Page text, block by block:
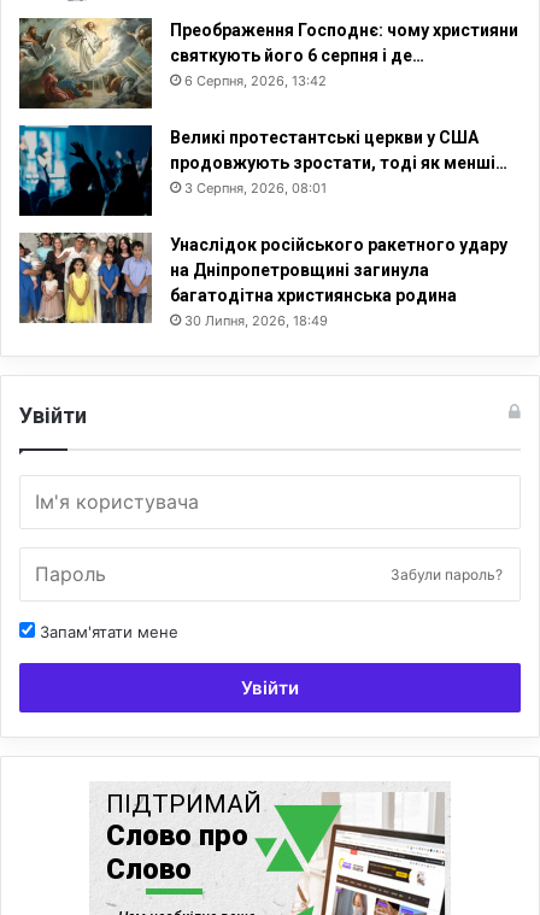
Преображення Господнє: чому християни
святкують його 6 серпня і де…
6 Серпня, 2026, 13:42
Великі протестантські церкви у США
продовжують зростати, тоді як менші…
3 Серпня, 2026, 08:01
Унаслідок російського ракетного удару
на Дніпропетровщині загинула
багатодітна християнська родина
30 Липня, 2026, 18:49
Увійти
Забули пароль?
Запам'ятати мене
Увійти